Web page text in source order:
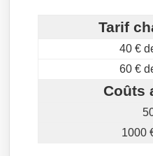
Tarif
40 €
60 €
Coûts
1000